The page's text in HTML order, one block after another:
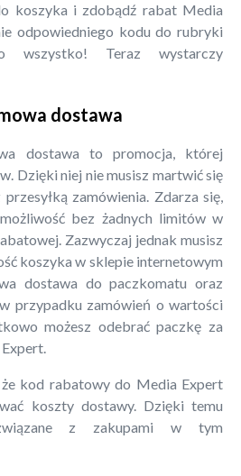
koszyka i zdobądź rabat Media
odpowiedniego kodu do rubryki
wszystko! Teraz wystarczy
dostawa
dostawa to promocja, której
Dzięki niej nie musisz martwić się
zamówienia. Zdarza się,
bez żadnych limitów w
Zazwyczaj jednak musisz
koszyka w sklepie internetowym
dostawa do paczkomatu oraz
przypadku zamówień o wartości
możesz odebrać paczkę za
kod rabatowy do Media Expert
koszty dostawy. Dzięki temu
z zakupami w tym